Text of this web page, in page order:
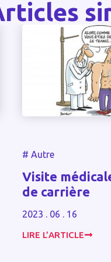
# Autre
Activité
2023 . 06 . 16
LIRE L’ARTICLE